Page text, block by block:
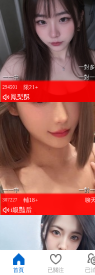
一一中
一對
一對
限21+
294501
鳳梨酥
一一中
一對
輔18+
聊天
307227
i級豔后
首頁 已關注 已